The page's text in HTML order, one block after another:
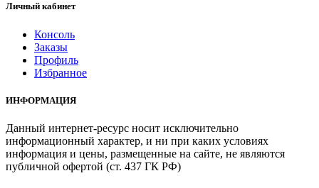
Личный кабинет
Консоль
Заказы
Профиль
Избранное
ИНФОРМАЦИЯ
Данный интернет-ресурс носит исключительно
информационный характер, и ни при каких условиях
информация и цены, размещенные на сайте, не являются
публичной офертой (ст. 437 ГК РФ)